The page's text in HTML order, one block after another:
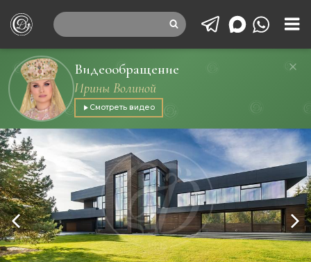
Видеообращение
Ирины Волиной
Смотреть видео